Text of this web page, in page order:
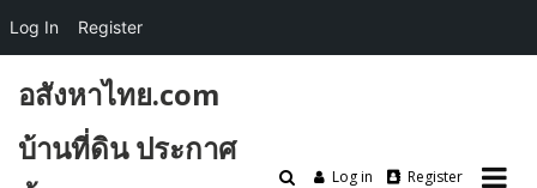
content
อสังหาไทย.com
บ้านที่ดิน ประกาศ
Log in Register
Log In Register